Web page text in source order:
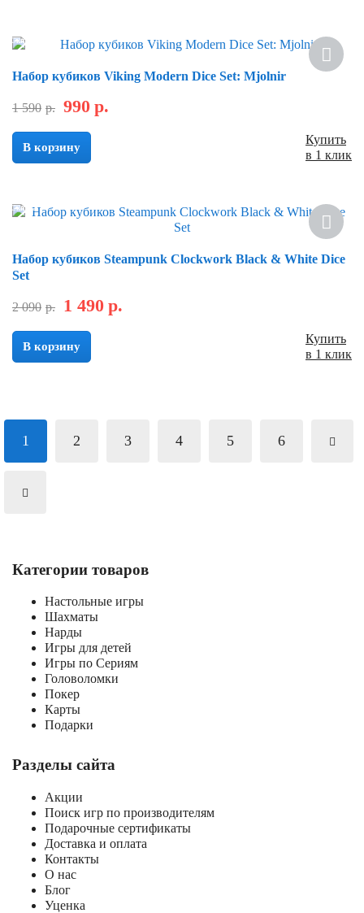
Скидка
Набор кубиков Viking Modern Dice Set: Mjolnir
1 590 р. 990 р.
В корзину
Купить
в 1 клик
Скидка
Набор кубиков Steampunk Clockwork Black & White Dice
Set
2 090 р. 1 490 р.
В корзину
Купить
в 1 клик
1 2 3 4 5 6
Категории товаров
Настольные игры
Шахматы
Нарды
Игры для детей
Игры по Сериям
Головоломки
Покер
Карты
Подарки
Разделы сайта
Акции
Поиск игр по производителям
Подарочные сертификаты
Доставка и оплата
Контакты
О нас
Блог
Уценка